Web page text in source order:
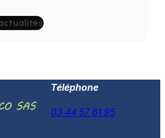
Téléphone
03 44 57 61 95